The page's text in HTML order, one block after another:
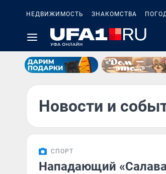
НЕДВИЖИМОСТЬ ЗНАКОМСТВА
Новости и
СПОРТ
Нападающий